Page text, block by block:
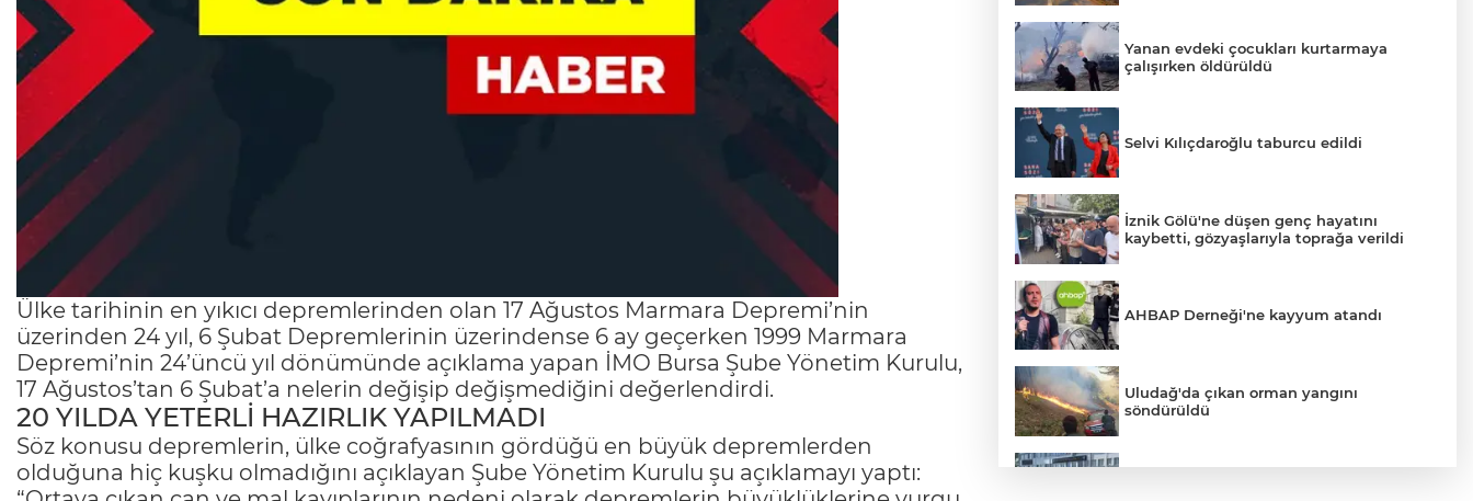
Ülke tarihinin en yıkıcı depremlerinden olan 17 Ağustos Marmara Depremi’nin
üzerinden 24 yıl, 6 Şubat Depremlerinin üzerindense 6 ay geçerken 1999 Marmara
Depremi’nin 24’üncü yıl dönümünde açıklama yapan İMO Bursa Şube Yönetim Kurulu,
17 Ağustos’tan 6 Şubat’a nelerin değişip değişmediğini değerlendirdi.
20 YILDA YETERLİ HAZIRLIK YAPILMADI
Söz konusu depremlerin, ülke coğrafyasının gördüğü en büyük depremlerden
olduğuna hiç kuşku olmadığını açıklayan Şube Yönetim Kurulu şu açıklamayı yaptı:
Yanan evdeki çocukları kurtarmaya
çalışırken öldürüldü
Selvi Kılıçdaroğlu taburcu edildi
İznik Gölü'ne düşen genç hayatını
kaybetti, gözyaşlarıyla toprağa verildi
AHBAP Derneği'ne kayyum atandı
Uludağ'da çıkan orman yangını
söndürüldü